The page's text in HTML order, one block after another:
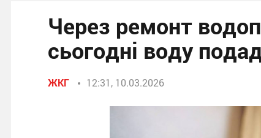
Через ремонт
сьогодні воду
ЖКГ 12:31, 10.03.2026